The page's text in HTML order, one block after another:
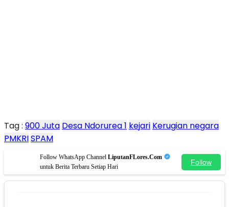
Tag : 900 Juta Desa Ndorurea 1 kejari Kerugian negara
PMKRISPAM
Follow WhatsApp Channel LiputanFLores.Com
untuk Berita Terbaru Setiap Hari
Follow